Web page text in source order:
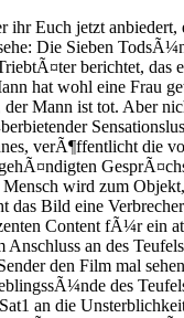
ihr Euch jetzt anbiedert,
Die Sieben
berichtet, das
hat wohl eine Frau
der Mann ist tot. Aber
verÃ¶ffentlicht die
wird zum
das Bild eine
Content fÃ¼r ein
Anschluss an des
den Film mal
des
an die